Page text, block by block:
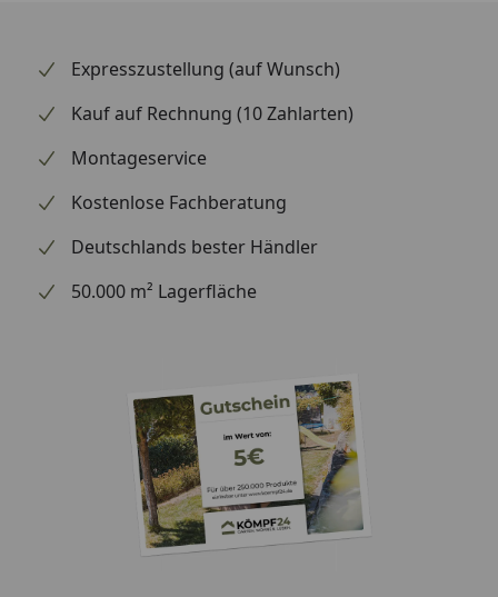
Expresszustellung (auf Wunsch)
Kauf auf Rechnung (10 Zahlarten)
Montageservice
Kostenlose Fachberatung
Deutschlands bester Händler
50.000 m² Lagerfläche